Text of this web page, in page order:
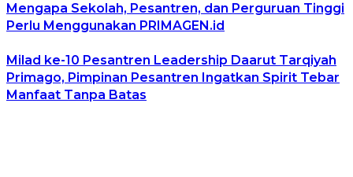
Mengapa Sekolah, Pesantren, dan Perguruan Tinggi
Perlu Menggunakan PRIMAGEN.id
Milad ke-10 Pesantren Leadership Daarut Tarqiyah
Primago, Pimpinan Pesantren Ingatkan Spirit Tebar
Manfaat Tanpa Batas